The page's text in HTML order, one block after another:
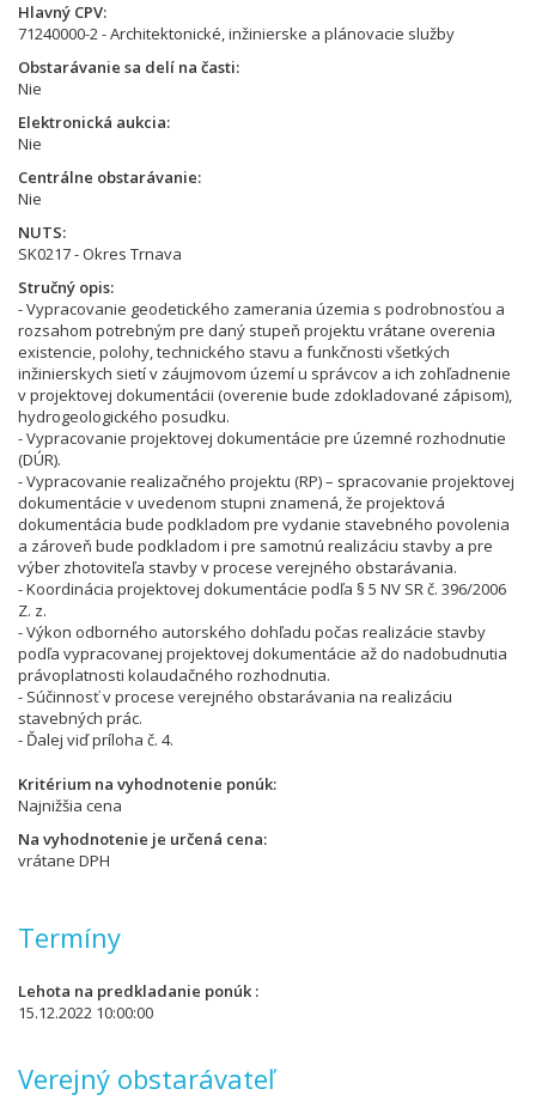
Hlavný CPV
71240000-2 - Architektonické, inžinierske a plánovacie služby
Obstarávanie sa delí na časti
Nie
Elektronická aukcia
Nie
Centrálne obstarávanie
Nie
NUTS
SK0217 - Okres Trnava
Stručný opis
- Vypracovanie geodetického zamerania územia s podrobnosťou a
rozsahom potrebným pre daný stupeň projektu vrátane overenia
existencie, polohy, technického stavu a funkčnosti všetkých
inžinierskych sietí v záujmovom území u správcov a ich zohľadnenie
v projektovej dokumentácii (overenie bude zdokladované zápisom),
hydrogeologického posudku.
- Vypracovanie projektovej dokumentácie pre územné rozhodnutie
(DÚR).
- Vypracovanie realizačného projektu (RP) – spracovanie projektovej
dokumentácie v uvedenom stupni znamená, že projektová
dokumentácia bude podkladom pre vydanie stavebného povolenia
a zároveň bude podkladom i pre samotnú realizáciu stavby a pre
výber zhotoviteľa stavby v procese verejného obstarávania.
- Koordinácia projektovej dokumentácie podľa § 5 NV SR č. 396/2006
Z. z.
- Výkon odborného autorského dohľadu počas realizácie stavby
podľa vypracovanej projektovej dokumentácie až do nadobudnutia
právoplatnosti kolaudačného rozhodnutia.
- Súčinnosť v procese verejného obstarávania na realizáciu
stavebných prác.
- Ďalej viď príloha č. 4.
Kritérium na vyhodnotenie ponúk
Najnižšia cena
Na vyhodnotenie je určená cena
vrátane DPH
Termíny
Lehota na predkladanie ponúk
15.12.2022 10:00:00
Verejný obstarávateľ